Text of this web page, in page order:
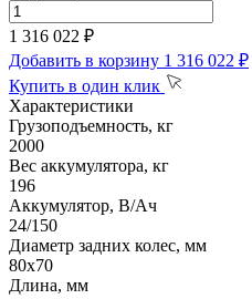
1 316 022 ₽
Добавить в корзину 1 316 022 ₽
Купить в один клик
Характеристики
Грузоподъемность, кг
2000
Вес аккумулятора, кг
196
Аккумулятор, В/Ач
24/150
Диаметр задних колес, мм
80х70
Длина, мм